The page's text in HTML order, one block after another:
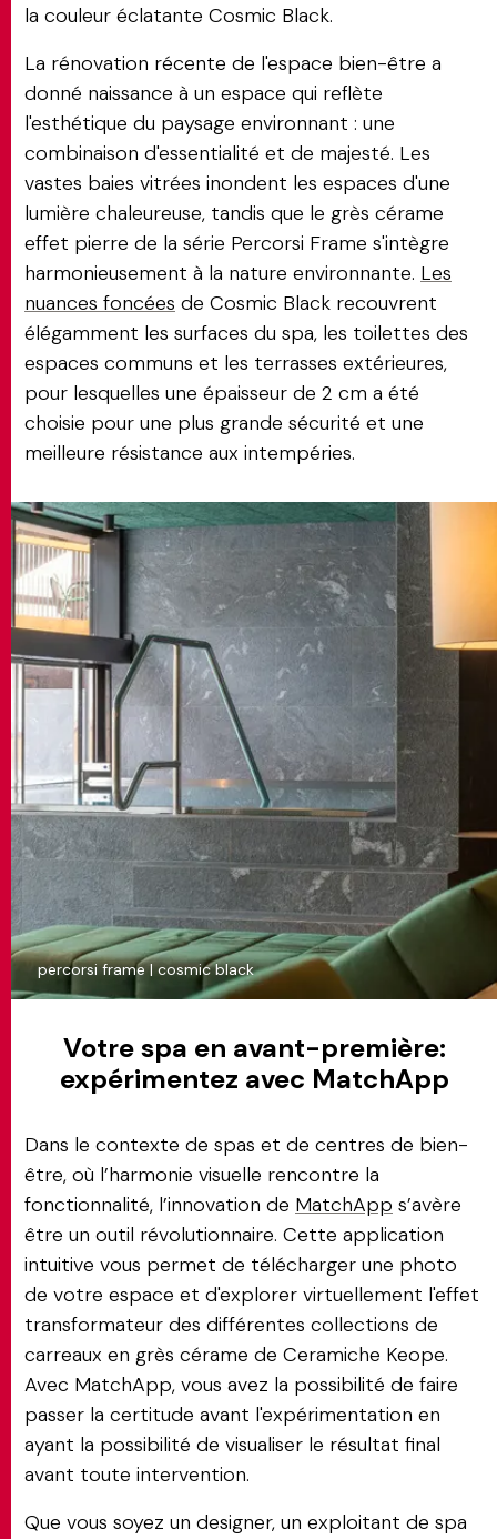
percorsi frame | cosmic black
la couleur éclatante Cosmic Black.
La rénovation récente de l'espace bien-être a
donné naissance à un espace qui reflète
l'esthétique du paysage environnant : une
combinaison d'essentialité et de majesté. Les
vastes baies vitrées inondent les espaces d'une
lumière chaleureuse, tandis que le grès cérame
effet pierre de la série Percorsi Frame s'intègre
harmonieusement à la nature environnante. Les
nuances foncées de Cosmic Black recouvrent
élégamment les surfaces du spa, les toilettes des
espaces communs et les terrasses extérieures,
pour lesquelles une épaisseur de 2 cm a été
choisie pour une plus grande sécurité et une
meilleure résistance aux intempéries.
Votre spa en avant-première:
expérimentez avec MatchApp
Dans le contexte de spas et de centres de bien-
être, où l’harmonie visuelle rencontre la
fonctionnalité, l’innovation de MatchApp s’avère
être un outil révolutionnaire. Cette application
intuitive vous permet de télécharger une photo
de votre espace et d'explorer virtuellement l'effet
transformateur des différentes collections de
carreaux en grès cérame de Ceramiche Keope.
Avec MatchApp, vous avez la possibilité de faire
passer la certitude avant l'expérimentation en
ayant la possibilité de visualiser le résultat final
avant toute intervention.
Que vous soyez un designer, un exploitant de spa